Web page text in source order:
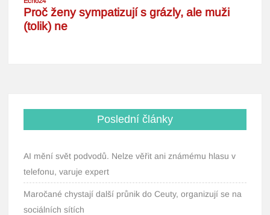
Poslední články
AI mění svět podvodů. Nelze věřit ani známému hlasu v
telefonu, varuje expert
Maročané chystají další průnik do Ceuty, organizují se na
sociálních sítích